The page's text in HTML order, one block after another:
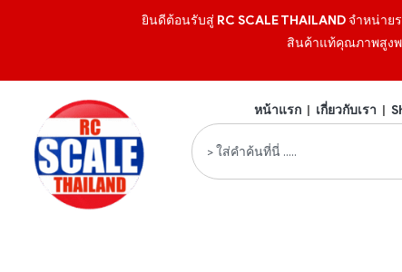
ยินดีต้อนรับสู่ RC SCALE THAILANDจำหน่าย
สินค้าแท้คุณภาพสูง
หน้าแรก| เกี่ยวกับเรา |